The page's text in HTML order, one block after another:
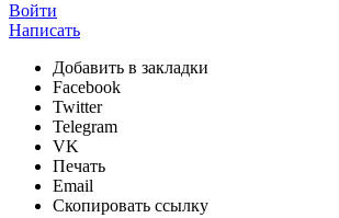
Войти
Написать
Добавить в закладки
Facebook
Twitter
Telegram
VK
Печать
Email
Скопировать ссылку